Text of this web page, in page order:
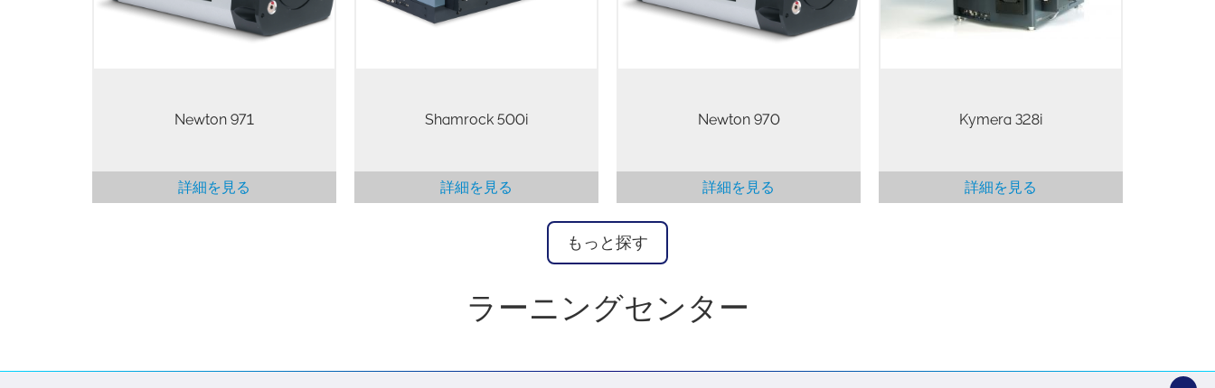
です。
Newton 971
詳細を見る
整およびキャリブレーションされて
Shamrock 500i
詳細を見る
性能を発揮します。
Newton 970
詳細を見る
Kymera 328i
詳細を見る
もっと探す
ラーニングセンター